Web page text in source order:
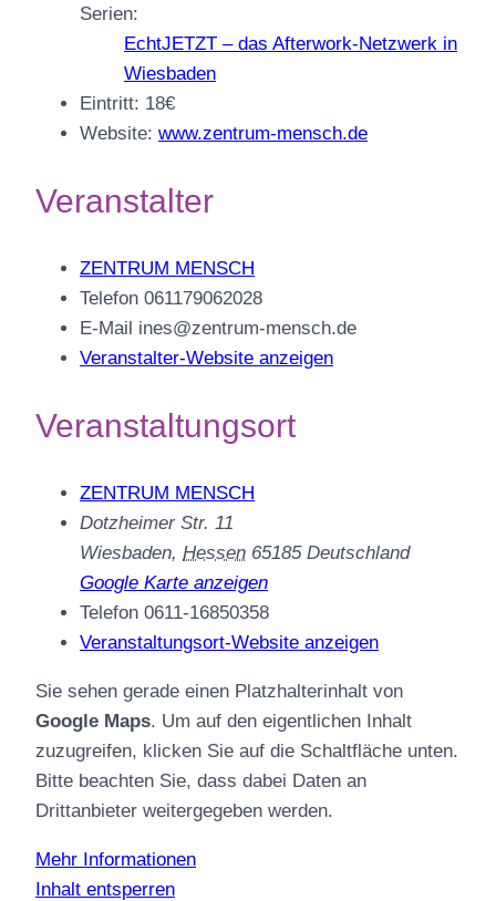
Serien:
EchtJETZT – das Afterwork-Netzwerk in
Wiesbaden
Eintritt: 18€
Website: www.zentrum-mensch.de
Veranstalter
ZENTRUM MENSCH
Telefon 061179062028
E-Mail ines@zentrum-mensch.de
Veranstalter-Website anzeigen
Veranstaltungsort
ZENTRUM MENSCH
Dotzheimer Str. 11
Wiesbaden, Hessen 65185 Deutschland
Google Karte anzeigen
Telefon 0611-16850358
Veranstaltungsort-Website anzeigen
Sie sehen gerade einen Platzhalterinhalt von
Google Maps. Um auf den eigentlichen Inhalt
zuzugreifen, klicken Sie auf die Schaltfläche unten.
Bitte beachten Sie, dass dabei Daten an
Drittanbieter weitergegeben werden.
Mehr Informationen
Inhalt entsperren